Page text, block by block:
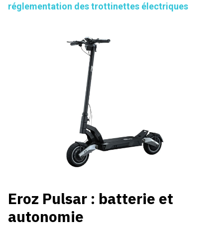
réglementation des trottinettes électriques
Eroz Pulsar : batterie et
autonomie